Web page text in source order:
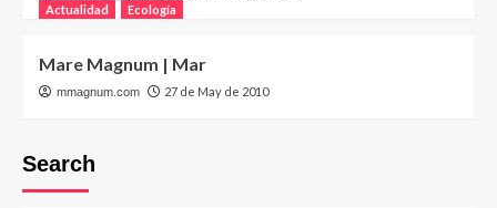
Actualidad Ecología
Mare Magnum | Mar
mmagnum.com 27 de May de 2010
Search